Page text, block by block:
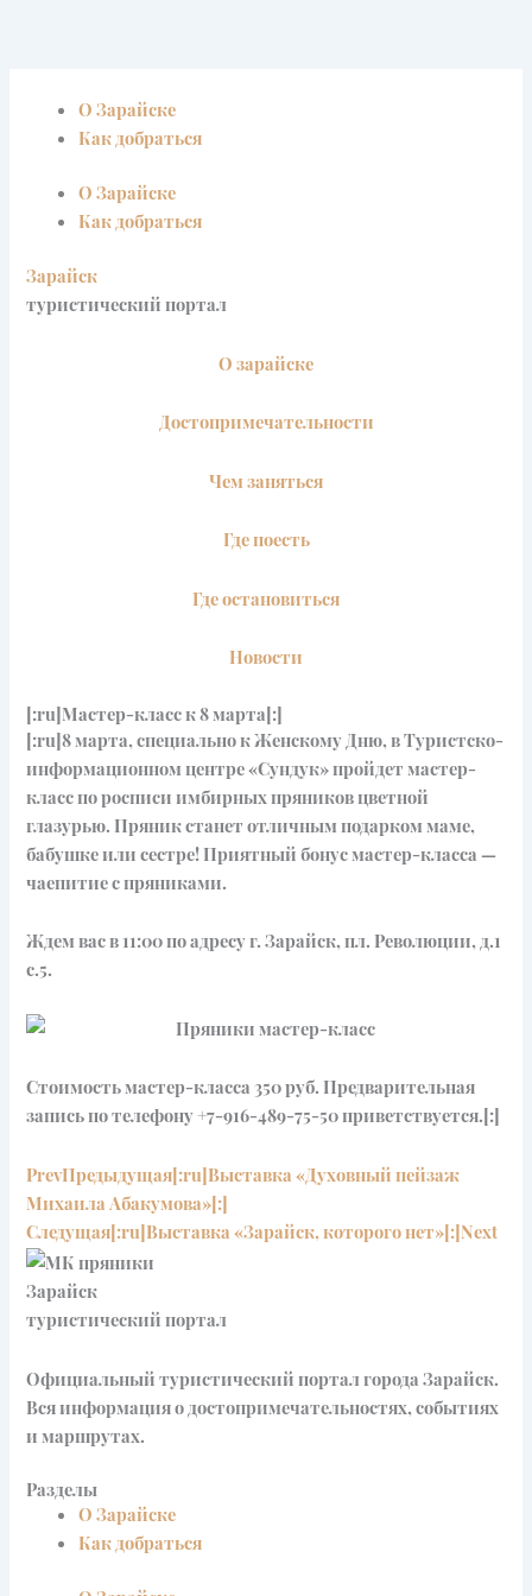
О Зарайске
Как добраться
О Зарайске
Как добраться
Зарайск
туристический портал
О зарайске
Достопримечательности
Чем заняться
Где поесть
Где остановиться
Новости
[:ru]Мастер-класс к 8 марта[:]
[:ru]8 марта, специально к Женскому Дню, в Туристско-
информационном центре «Сундук» пройдет мастер-
класс по росписи имбирных пряников цветной
глазурью. Пряник станет отличным подарком маме,
бабушке или сестре! Приятный бонус мастер-класса —
чаепитие с пряниками.
Ждем вас в 11:00 по адресу г. Зарайск, пл. Революции, д.1
с.5.
Стоимость мастер-класса 350 руб. Предварительная
запись по телефону +7-916-489-75-50 приветствуется.[:]
PrevПредыдущая[:ru]Выставка «Духовный пейзаж
Михаила Абакумова»[:]
Следущая[:ru]Выставка «Зарайск, которого нет»[:]Next
Зарайск
туристический портал
Официальный туристический портал города Зарайск.
Вся информация о достопримечательностях, событиях
и маршрутах.
Разделы
О Зарайске
Как добраться